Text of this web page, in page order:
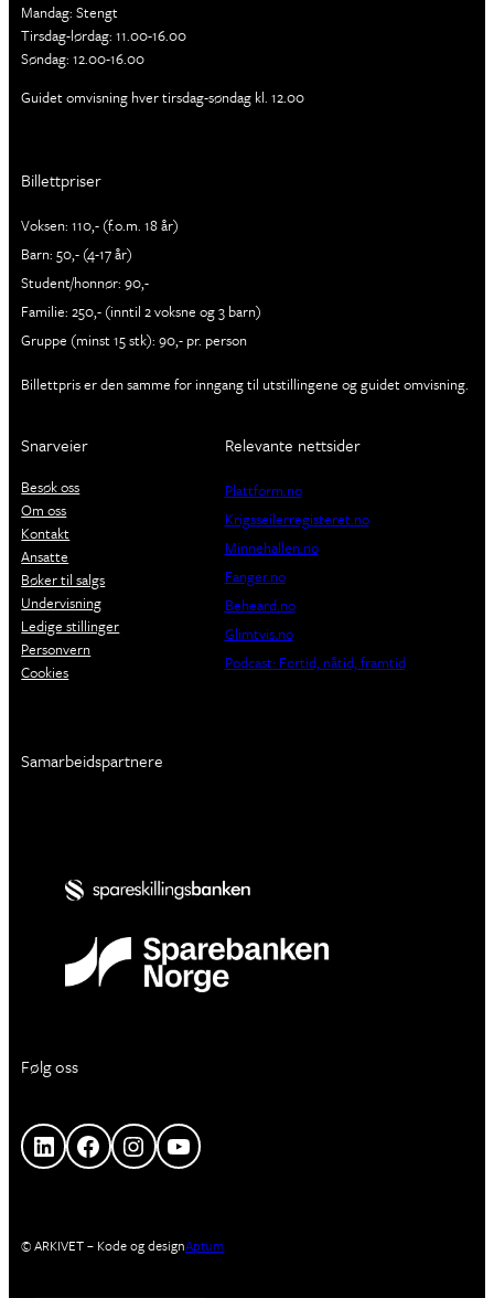
Mandag: Stengt
Tirsdag-lørdag: 11.00-16.00
Søndag: 12.00-16.00
Guidet omvisning hver tirsdag-søndag kl. 12.00
Billettpriser
Voksen: 110,- (f.o.m. 18 år)
Barn: 50,- (4-17 år)
Student/honnør: 90,-
Familie: 250,- (inntil 2 voksne og 3 barn)
Gruppe (minst 15 stk): 90,- pr. person
Billettpris er den samme for inngang til utstillingene og guidet omvisning.
Snarveier
Besøk oss
Om oss
Kontakt
Ansatte
Bøker til salgs
Undervisning
Ledige stillinger
Personvern
Cookies
Relevante nettsider
Plattform.no
Krigsseilerregisteret.no
Minnehallen.no
Fanger.no
Beheard.no
Glimtvis.no
Podcast: Fortid, nåtid, framtid
Samarbeidspartnere
Følg oss
LinkedIn Facebook Instagram YouTube
© ARKIVET – Kode og designAptum